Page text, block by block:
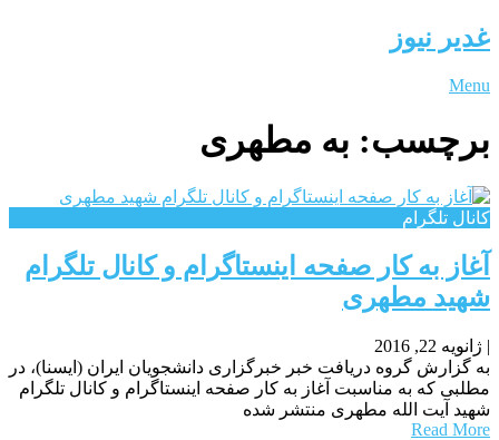
غدیر نیوز
Menu
برچسب: به مطهری
کانال تلگرام
آغاز به کار صفحه اینستاگرام و کانال تلگرام
شهید مطهری
| ژانویه 22, 2016
به گزارش گروه دریافت خبر خبرگزاری دانشجویان ایران (ایسنا)، در
مطلبی که به مناسبت آغاز به کار صفحه اینستاگرام و کانال تلگرام
شهید آیت الله مطهری منتشر شده
Read More